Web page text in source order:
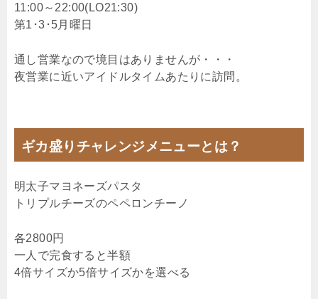
11:00～22:00(LO21:30)
第1･3･5月曜日
通し営業なので境目はありませんが・・・
夜営業に近いアイドルタイムあたりに訪問。
ギカ盛りチャレンジメニューとは？
明太子マヨネーズパスタ
トリプルチーズのペペロンチーノ
各2800円
一人で完食すると半額
4倍サイズか5倍サイズかを選べる